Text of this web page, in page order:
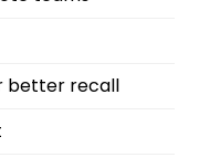
better recall